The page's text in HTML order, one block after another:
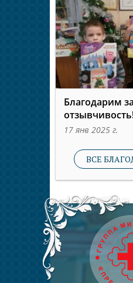
Благодарим за
17 янв 2025 г.
ВСЕ